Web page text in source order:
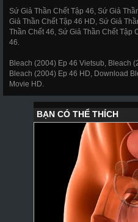
297 298 299
304 305 306
322 323 324
329 330 331
336 337 338
346
352
359 360
366 - Tập Cuối
Sứ Giả Thần Chết Tập 46, Sứ Giả
Giả Thần Chết Tập 46 HD, Sứ Giả
Thần Chết 46, Sứ Giả Thần Chết Tập
46.
Bleach (2004) Ep 46 Vietsub, Bleach
Bleach (2004) Ep 46 HD, Download
Movie HD.